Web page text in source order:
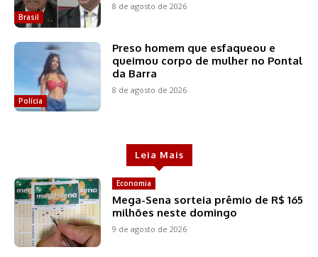
Brasil
8 de agosto de 2026
Polícia
Preso homem que esfaqueou e
queimou corpo de mulher no Pontal
da Barra
8 de agosto de 2026
Leia Mais
Economia
Mega-Sena sorteia prêmio de R$ 165
milhões neste domingo
9 de agosto de 2026